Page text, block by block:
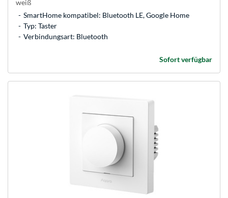
weiß
SmartHome kompatibel: Bluetooth LE, Google Home
Typ: Taster
Verbindungsart: Bluetooth
Sofort verfügbar